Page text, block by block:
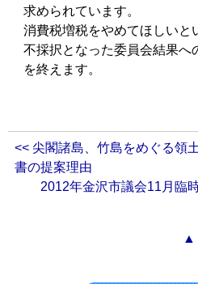
求められています。
消費税増税をやめてほしいと
不採択となった委員会結果へ
を終えます。
<< 尖閣諸島、竹島をめぐる領
書の提案理由
2012年金沢市議会11月臨
▲